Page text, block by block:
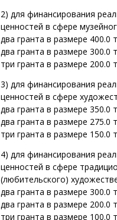
2) для финансирования
ценностей в сфере
два гранта в размере 400.0
два гранта в размере 300.0
три гранта в размере 200.0
3) для финансирования
ценностей в сфере
два гранта в размере 350.0
два гранта в размере 275.0
три гранта в размере 150.0
4) для финансирования
ценностей в сфере
(любительского)
два гранта в размере 300.0
два гранта в размере 200.0
три гранта в размере 100.0